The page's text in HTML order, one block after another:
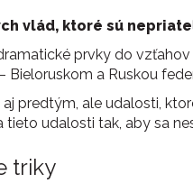
vlád, ktoré sú
prvky do
a Ruskou
predtým, ale udalosti,
udalosti tak, aby sa
triky